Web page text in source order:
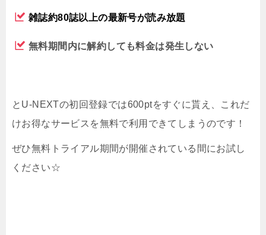
雑誌約80誌以上の最新号が読み放題
無料期間内に解約しても料金は発生しない
とU-NEXTの初回登録では600ptをすぐに貰え、これだ
けお得なサービスを無料で利用できてしまうのです！
ぜひ無料トライアル期間が開催されている間にお試し
ください☆